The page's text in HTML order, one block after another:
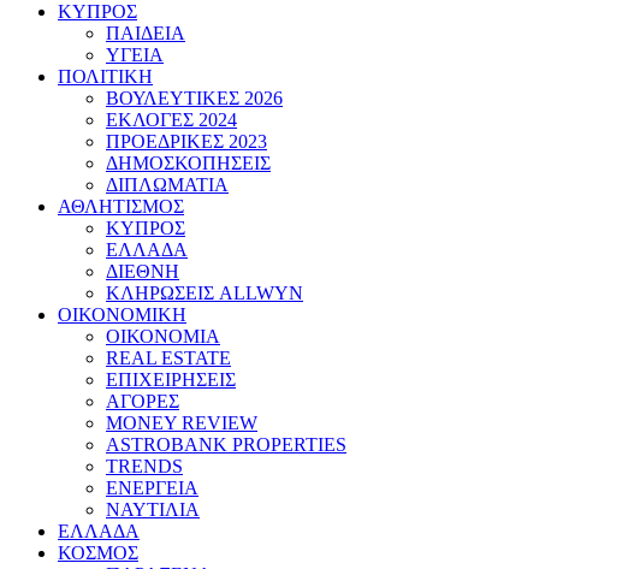
ΚΥΠΡΟΣ
ΠΑΙΔΕΙΑ
ΥΓΕΙΑ
ΠΟΛΙΤΙΚΗ
ΒΟΥΛΕΥΤΙΚΕΣ 2026
ΕΚΛΟΓΕΣ 2024
ΠΡΟΕΔΡΙΚΕΣ 2023
ΔΗΜΟΣΚΟΠΗΣΕΙΣ
ΔΙΠΛΩΜΑΤΙΑ
ΑΘΛΗΤΙΣΜΟΣ
ΚΥΠΡΟΣ
ΕΛΛΑΔΑ
ΔΙΕΘΝΗ
ΚΛΗΡΩΣΕΙΣ ALLWYN
ΟΙΚΟΝΟΜΙΚΗ
ΟΙΚΟΝΟΜΙΑ
REAL ESTATE
ΕΠΙΧΕΙΡΗΣΕΙΣ
ΑΓΟΡΕΣ
MONEY REVIEW
ASTROBANK PROPERTIES
TRENDS
ΕΝΕΡΓΕΙΑ
ΝΑΥΤΙΛΙΑ
ΕΛΛΑΔΑ
ΚΟΣΜΟΣ